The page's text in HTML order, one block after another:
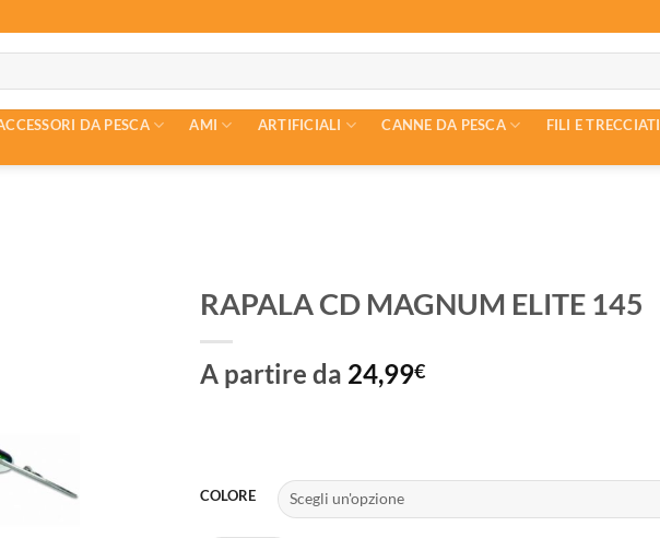
DA PESCA AMI ARTIFICIALI CANNE DA PESCA FILI E TRECCIATI
RAPALA CD MAGNUM ELITE 145
A partire da 24,99€
COLORE